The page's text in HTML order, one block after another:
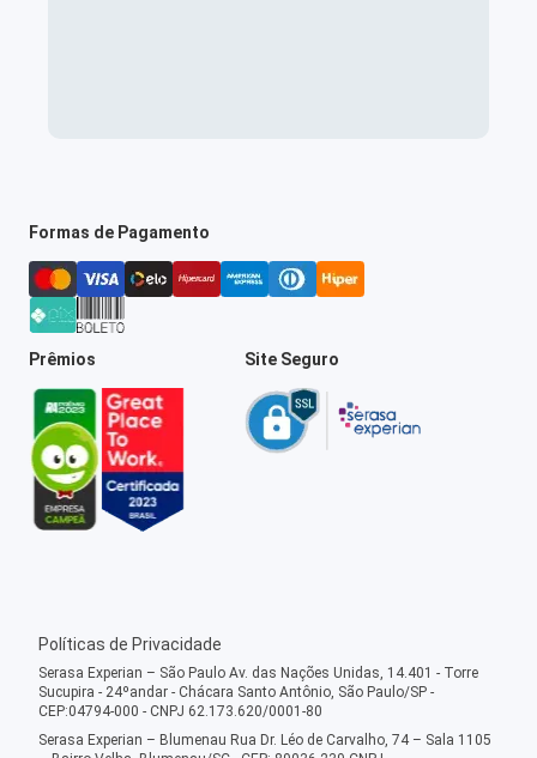
Formas de Pagamento
Prêmios Site Seguro
Políticas de Privacidade
Serasa Experian – São Paulo Av. das Nações Unidas, 14.401 - Torre
Sucupira - 24ºandar - Chácara Santo Antônio, São Paulo/SP -
CEP:04794-000 - CNPJ 62.173.620/0001-80
Serasa Experian – Blumenau Rua Dr. Léo de Carvalho, 74 – Sala 1105